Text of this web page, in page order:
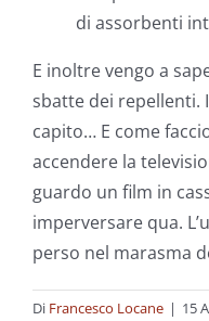
di assorbenti
E inoltre vengo a
sbatte dei repellenti.
capito… E come
accendere la
guardo un film in
imperversare qua.
perso nel marasma
Di Francesco Locane | 15